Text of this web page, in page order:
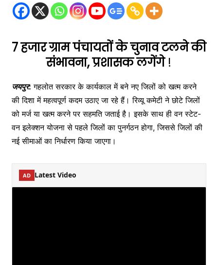
7 हजार ग्राम पंचायतों के चुनाव टलने की
संभावना, प्रशासक लगेंगे!
जयपुर: गहलोत सरकार के कार्यकाल में बने नए जिलों को खत्म करने
की दिशा में महत्वपूर्ण कदम उठाए जा रहे हैं। रिव्यू कमेटी ने छोटे जिलों
को मर्ज या खत्म करने पर सहमति जताई है। इसके साथ ही वन स्टेट-
वन इलेक्शन योजना से पहले जिलों का पुनर्गठन होगा, जिससे जिलों की
नई सीमाओं का निर्धारण किया जाएगा।
AD Latest Video